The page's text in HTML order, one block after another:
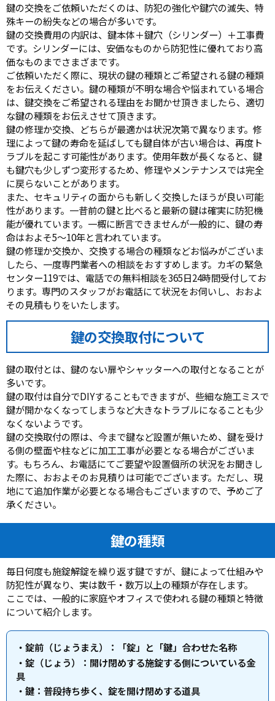
鍵の交換をご依頼いただくのは、防犯の強化や鍵穴の滅失、特
殊キーの紛失などの場合が多いです。
鍵の交換費用の内訳は、鍵本体＋鍵穴（シリンダー）＋工事費
です。シリンダーには、安価なものから防犯性に優れており高
価なものまでさまざまです。
ご依頼いただく際に、現状の鍵の種類とご希望される鍵の種類
をお伝えください。鍵の種類が不明な場合や悩まれている場合
は、鍵交換をご希望される理由をお聞かせ頂きましたら、適切
な鍵の種類をお伝えさせて頂きます。
鍵の修理か交換、どちらが最適かは状況次第で異なります。修
理によって鍵の寿命を延ばしても鍵自体が古い場合は、再度ト
ラブルを起こす可能性があります。使用年数が長くなると、鍵
も鍵穴も少しずつ変形するため、修理やメンテナンスでは完全
に戻らないことがあります。
また、セキュリティの面からも新しく交換したほうが良い可能
性があります。一昔前の鍵と比べると最新の鍵は確実に防犯機
能が優れています。一概に断言できませんが一般的に、鍵の寿
命はおよそ5～10年と言われています。
鍵の修理か交換か、交換する場合の種類などお悩みがございま
したら、一度専門業者への相談をおすすめします。カギの緊急
センター119では、電話での無料相談を365日24時間受付してお
ります。専門のスタッフがお電話にて状況をお伺いし、おおよ
その見積もりをいたします。
鍵の交換取付について
鍵の取付とは、鍵のない扉やシャッターへの取付となることが
多いです。
鍵の取付は自分でDIYすることもできますが、些細な施工ミスで
鍵が開かなくなってしまうなど大きなトラブルになることも少
なくないようです。
鍵の交換取付の際は、今まで鍵など設置が無いため、鍵を受け
る側の壁面や柱などに加工工事が必要となる場合がございま
す。もちろん、お電話にてご要望や設置個所の状況をお聞きし
た際に、おおよそのお見積りは可能でございます。ただし、現
地にて追加作業が必要となる場合もございますので、予めご了
承ください。
鍵の種類
毎日何度も施錠解錠を繰り返す鍵ですが、鍵によって仕組みや
防犯性が異なり、実は数千・数万以上の種類が存在します。
ここでは、一般的に家庭やオフィスで使われる鍵の種類と特徴
について紹介します。
・錠前（じょうまえ）：「錠」と「鍵」合わせた名称
・錠（じょう）：開け閉めする施錠する側についている金
具
・鍵：普段持ち歩く、錠を開け閉めする道具